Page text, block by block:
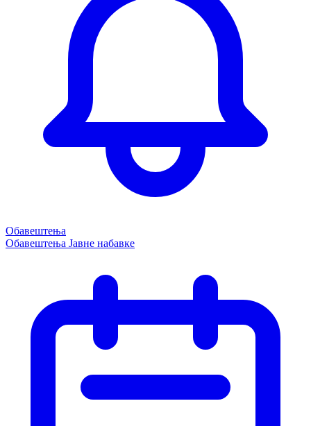
Обавештења
Обавештења Јавне набавке